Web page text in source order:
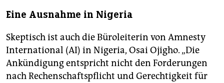
Eine Ausnahme in Nigeria
Skeptisch ist auch die Büroleiterin von Amnesty
International (AI) in Nigeria, Osai Ojigho. „Die
Ankündigung entspricht nicht den Forderungen
nach Rechenschaftspflicht und Gerechtigkeit für